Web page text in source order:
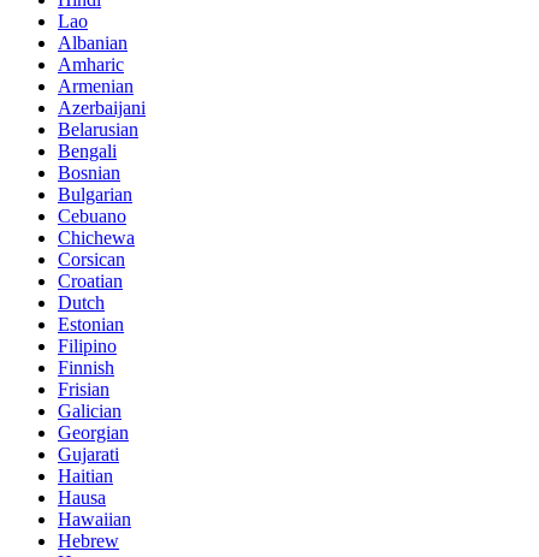
Lao
Albanian
Amharic
Armenian
Azerbaijani
Belarusian
Bengali
Bosnian
Bulgarian
Cebuano
Chichewa
Corsican
Croatian
Dutch
Estonian
Filipino
Finnish
Frisian
Galician
Georgian
Gujarati
Haitian
Hausa
Hawaiian
Hebrew